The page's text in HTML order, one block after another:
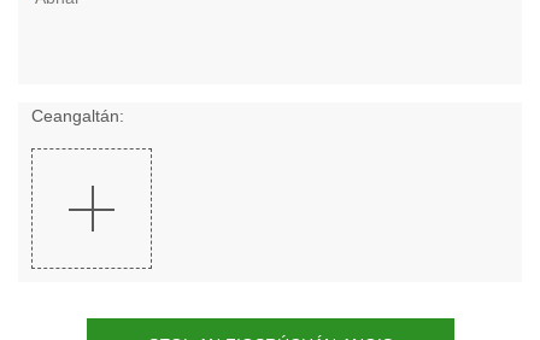
Ceangaltán: